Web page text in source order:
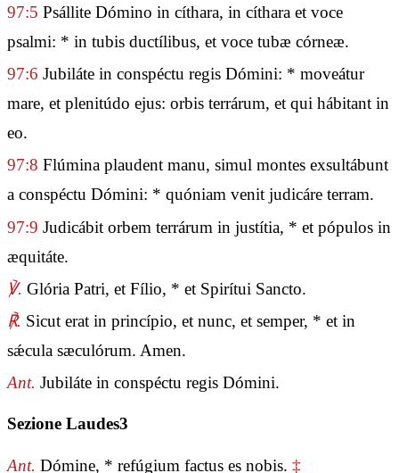
97:5 Psállite Dómino in cíthara, in cíthara et voce
psalmi: * in tubis ductílibus, et voce tubæ córneæ.
97:6 Jubiláte in conspéctu regis Dómini: * moveátur
mare, et plenitúdo ejus: orbis terrárum, et qui hábitant in
eo.
97:8 Flúmina plaudent manu, simul montes exsultábunt
a conspéctu Dómini: * quóniam venit judicáre terram.
97:9 Judicábit orbem terrárum in justítia, * et pópulos in
æquitáte.
℣. Glória Patri, et Fílio, * et Spirítui Sancto.
℟. Sicut erat in princípio, et nunc, et semper, * et in
sǽcula sæculórum. Amen.
Ant. Jubiláte in conspéctu regis Dómini.
Sezione Laudes3
Ant. Dómine, * refúgium factus es nobis. ‡